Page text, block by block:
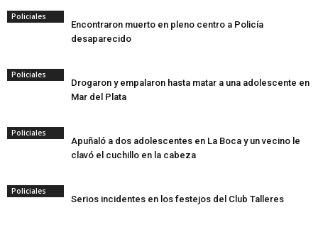
Policiales
Encontraron muerto en pleno centro a Policía
desaparecido
Policiales
Drogaron y empalaron hasta matar a una adolescente en
Mar del Plata
Policiales
Apuñaló a dos adolescentes en La Boca y un vecino le
clavó el cuchillo en la cabeza
Policiales
Serios incidentes en los festejos del Club Talleres